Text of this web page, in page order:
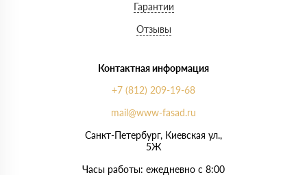
Гарантии
Отзывы
Контактная информация
+7 (812) 209-19-68
mail@www-fasad.ru
Санкт-Петербург, ​Киевская ул.,
5Ж
Часы работы: ежедневно с 8:00